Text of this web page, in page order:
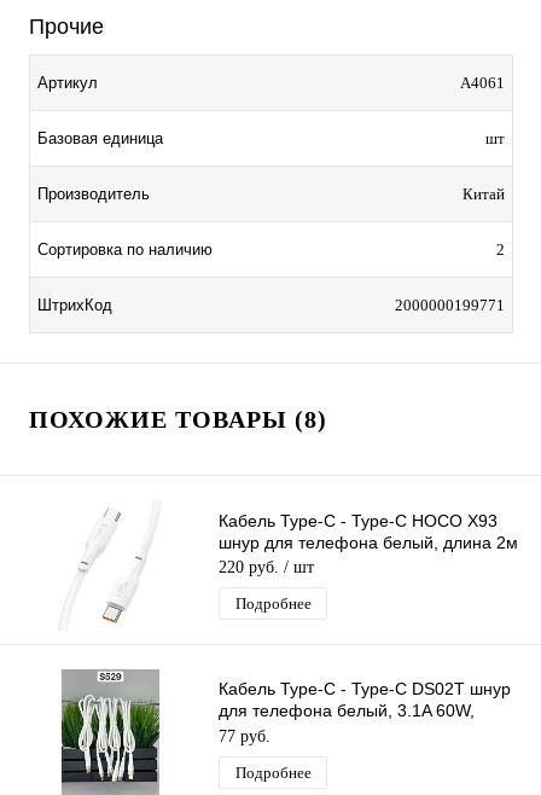
Прочие
Артикул A4061
Базовая единица шт
Производитель Китай
Сортировка по наличию 2
ШтрихКод 2000000199771
ПОХОЖИЕ ТОВАРЫ (8)
Кабель Type-C - Type-C HOCO X93
шнур для телефона белый, длина 2м
220 руб. / шт
Подробнее
Кабель Type-C - Type-C DS02T шнур
для телефона белый, 3.1A 60W,
длина 1м
77 руб.
Подробнее